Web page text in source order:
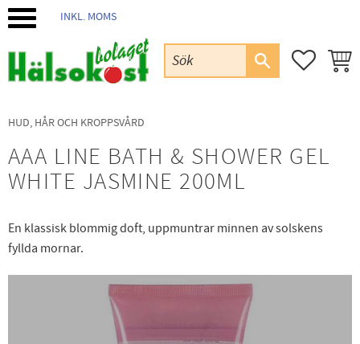
INKL. MOMS
HUD, HÅR OCH KROPPSVÅRD
AAA LINE BATH & SHOWER GEL
WHITE JASMINE 200ML
En klassisk blommig doft, uppmuntrar minnen av solskens
fyllda mornar.